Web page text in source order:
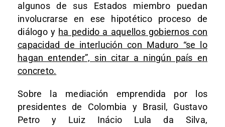
algunos de sus Estados miembro puedan
involucrarse en ese hipotético proceso de
diálogo y ha pedido a aquellos gobiernos con
capacidad de interlución con Maduro “se lo
hagan entender”, sin citar a ningún país en
concreto.
Sobre la mediación emprendida por los
presidentes de Colombia y Brasil, Gustavo
Petro y Luiz Inácio Lula da Silva,